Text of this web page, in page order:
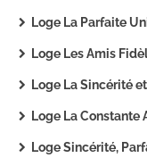
Loge La Parfaite
Loge Les Amis
Loge La Sincérité
Loge La Constante
Loge Sincérité,